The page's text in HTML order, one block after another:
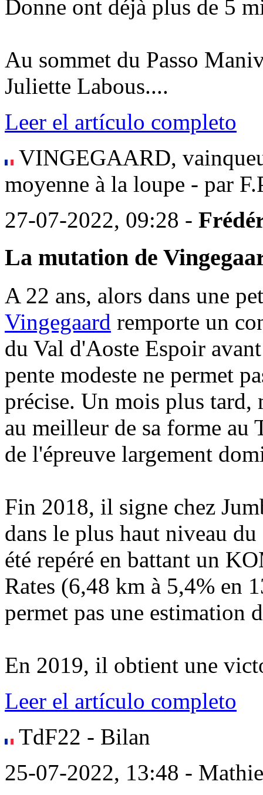
Donne ont déjà plus de 5
Au sommet du Passo
Juliette Labous....
Leer el artículo completo
VINGEGAARD,
moyenne à la loupe - par
27-07-2022, 09:28 -
La mutation de
A 22 ans, alors dans une
Vingegaard remporte un
du Val d'Aoste Espoir
pente modeste ne permet
précise. Un mois plus tard,
au meilleur de sa forme au
de l'épreuve largement
Fin 2018, il signe chez
dans le plus haut niveau
été repéré en battant un
Rates (6,48 km à 5,4% en
permet pas une estimation
En 2019, il obtient une
Leer el artículo completo
TdF22 - Bilan
25-07-2022, 13:48 -